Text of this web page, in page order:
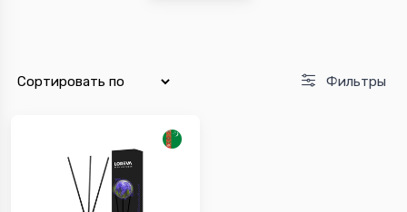
Фильтры